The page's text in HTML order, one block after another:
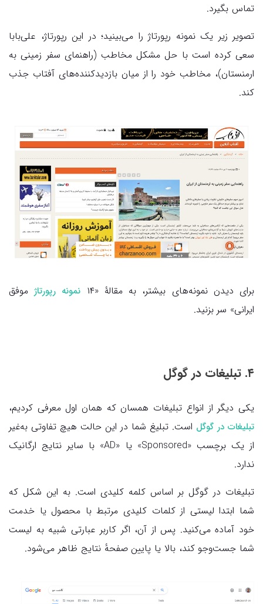
تماس بگیرد.
تصویر زیر یک نمونه رپورتاژ را می‌بینید؛ در این رپورتاژ، علی‌بابا
سعی کرده است با حل مشکل مخاطب (راهنمای سفر زمینی به
ارمنستان)، مخاطب خود را از میان بازدیدکننده‌های آفتاب جذب
کند.
برای دیدن نمونه‌های بیشتر، به مقالۀ «۱۴ نمونه رپورتاژموفق
ایرانی» سر بزنید.
۴. تبلیغات در گوگل
یکی دیگر از انواع تبلیغات همسان که همان اول معرفی کردیم،
تبلیغات در گوگل است. تبلیغ شما در این حالت هیچ تفاوتی به‌غیر
از یک برچسب «Sponsored» یا «AD» با سایر نتایج ارگانیک
ندارد.
تبلیغات در گوگل بر اساس کلمه کلیدی است. به این شکل که
شما ابتدا لیستی از کلمات کلیدی مرتبط با محصول یا خدمت
خود آماده می‌کنید. پس از آن، اگر کاربر عبارتی شبیه به لیست
شما جست‌وجو کند، بالا یا پایین صفحهٔ نتایج ظاهر می‌شود.